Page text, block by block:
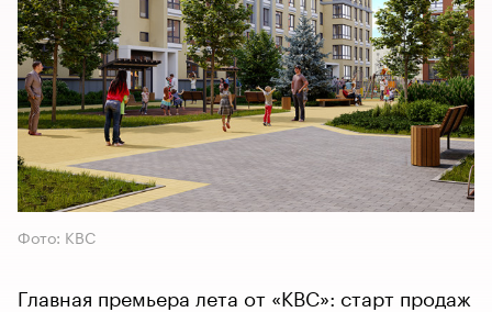
Фото: КВС
Главная премьера лета от «КВС»: старт продаж